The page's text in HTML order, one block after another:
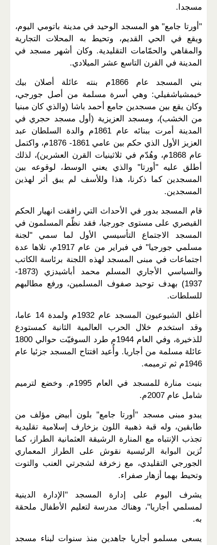
مسجدا.
"أورتا جامع" هو المسجد الوحيد في مدينة باتومي اليوم،
ويقع في الحي القديم، وتحيط به المحلات التجارية
والمقاهي والحمّامات التقليدية. وكان أشهر مسجد في
المدينة في القرن التاسع عشر الميلادي.
بني المسجد عام 1866م بنته عائلة أصلان بيك
خيمشياشفيلي: وهي أسرة مسلمة من أصل جورجي،
وكان يقع بين مسجدين جامع أحمد باشا (والذي كان مبنيا
من الخشب)، ومسجد العزيزية (أول مسجد حجري في
المدينة أمرت ببنائه عام 1861م والدة السلطان عبد
العزيز الأول الذي حكم بين عامي 1861- 1876م، واكتمل
عام 1868م، وهُدّم في ثلاثينيات القرن العشرين)، لذلك
أطلق عليه "أورتا" والذي يعني الوسط، لوقوعه بين
المسجدين كما ذكرنا، هذا وللأسف لم يبق أثر لهذين
المسجدين.
قام المسجد بدور في الأحداث التي رافقت انهيار الحكم
القيصري على مستوى جورجيا، فقد نظّم المسلمون في
المسجد الاجتماع التأسيسي الأول لما سمي "لجنة
مسلمي جورجيا" في فبراير من عام 1917م، تلاها عدة
اجتماعات في مبنى المسجد لهذه اللجنة برئاسة الكاتب
والسياسي الأجاري المسلم محمد أباشيدزي (1873-
1937) بهدف توحيد صفوف المسلمين، ورفع مطالبهم
للسلطات.
أغلق الشيوعيون المسجد عام 1932م ولمدة 14 عاما،
وقد استخدم خلال الحرب العالمية الثانية كمستودع
للذخيرة، وفي العام 1944م طرد السوفيّت حوالي 1800
عائلة مسلمة من أجاريا. وأُعيد افتتاح المسجد جزئيا عام
1946م ثم ترميمه.
بنيت منارة للمسجد في العام 1995م. وخضع لترميم
شامل عام 2007م.
يبدو مبنى مسجد "أورتا جامع" بلون أبيض مؤلف من
طابقين، وله قبة ذهبية اللون بزخارف إسلامية تقليدية
تجذب الإنتباه مع المنارة الرشيقة العثمانية الطراز، كما
تُزين البوابة الرئيسية نقوش على الطراز المعماري
الجورجي التقليدي، مع زخرفة لشجرتي العنب والتوت
وتحيط بهما أزهار صفراء.
يشرف اليوم على إدارة المسجد "الإدارة الدينية
لمسلمي أجاريا"، وهناك مدرسة لتعليم الأطفال ملحقة
به.
يسعى مسلمو أجاريا جاهدين منذ سنوات لبناء مسجد